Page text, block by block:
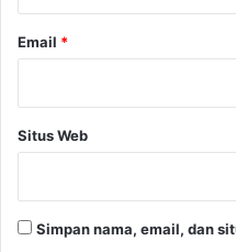
Email *
Situs Web
Simpan nama, email, dan